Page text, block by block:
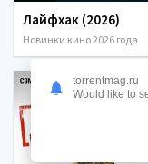
Лайфхак (2026)
Новинки кино 2026 года
torrentmag.ru
Would like to